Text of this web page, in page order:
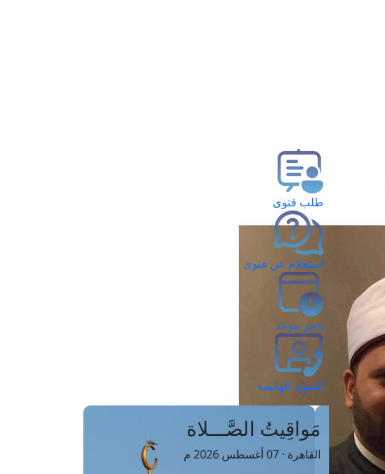
طلب فتوى
استعلام عن فتوى
حجز موعد
الفتوى الهاتفية
مَواقِيتُ الصَّـــلاة
القاهرة · 07 أغسطس 2026 م